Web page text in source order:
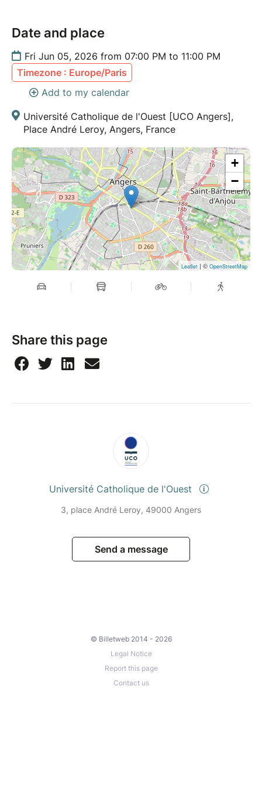
description
Date and place
Fri Jun 05, 2026 from 07:00 PM to 11:00 PM
Timezone : Europe/Paris
Add to my calendar
Université Catholique de l'Ouest [UCO Angers],
Place André Leroy, Angers, France
+
−
Leaflet | ©OpenStreetMap
Share this page
Université Catholique de l'Ouest
3, place André Leroy, 49000 Angers
Send a message
© Billetweb 2014 - 2026
Legal Notice
Report this page
Contact us